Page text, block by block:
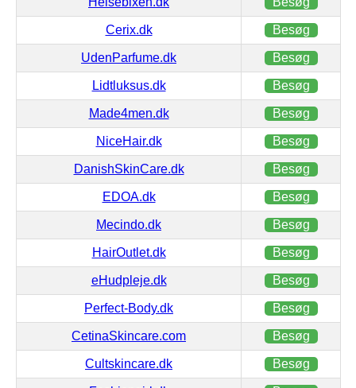
Cerix.dk Besøg
UdenParfume.dk Besøg
Lidtluksus.dk Besøg
Made4men.dk Besøg
NiceHair.dk Besøg
DanishSkinCare.dk Besøg
EDOA.dk Besøg
Mecindo.dk Besøg
HairOutlet.dk Besøg
eHudpleje.dk Besøg
Perfect-Body.dk Besøg
CetinaSkincare.com Besøg
Cultskincare.dk Besøg